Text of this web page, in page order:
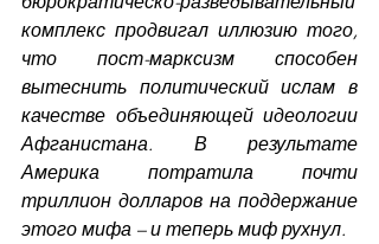
комплекс продвигал иллюзию того,
что пост-марксизм способен
вытеснить политический ислам в
качестве объединяющей идеологии
Афганистана. В результате
Америка потратила почти
триллион долларов на поддержание
этого мифа – и теперь миф рухнул.